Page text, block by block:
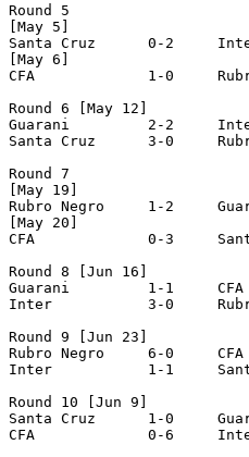
Round 5
[May 5]
Santa Cruz	0-2	Inter
[May 6]
CFA		1-0	Rubro Negro
Round 6 [May 12]
Guarani		2-2	Inter
Santa Cruz	3-0	Rubro Negro
Round 7
[May 19]
Rubro Negro	1-2	Guarani
[May 20]
CFA		0-3	Santa Cruz
Round 8 [Jun 16]
Guarani		1-1	CFA
Inter		3-0	Rubro Negro
Round 9 [Jun 23]
Rubro Negro	6-0	CFA
Inter		1-1	Santa Cruz
Round 10 [Jun 9]
Santa Cruz	1-0	Guarani
CFA		0-6	Inter